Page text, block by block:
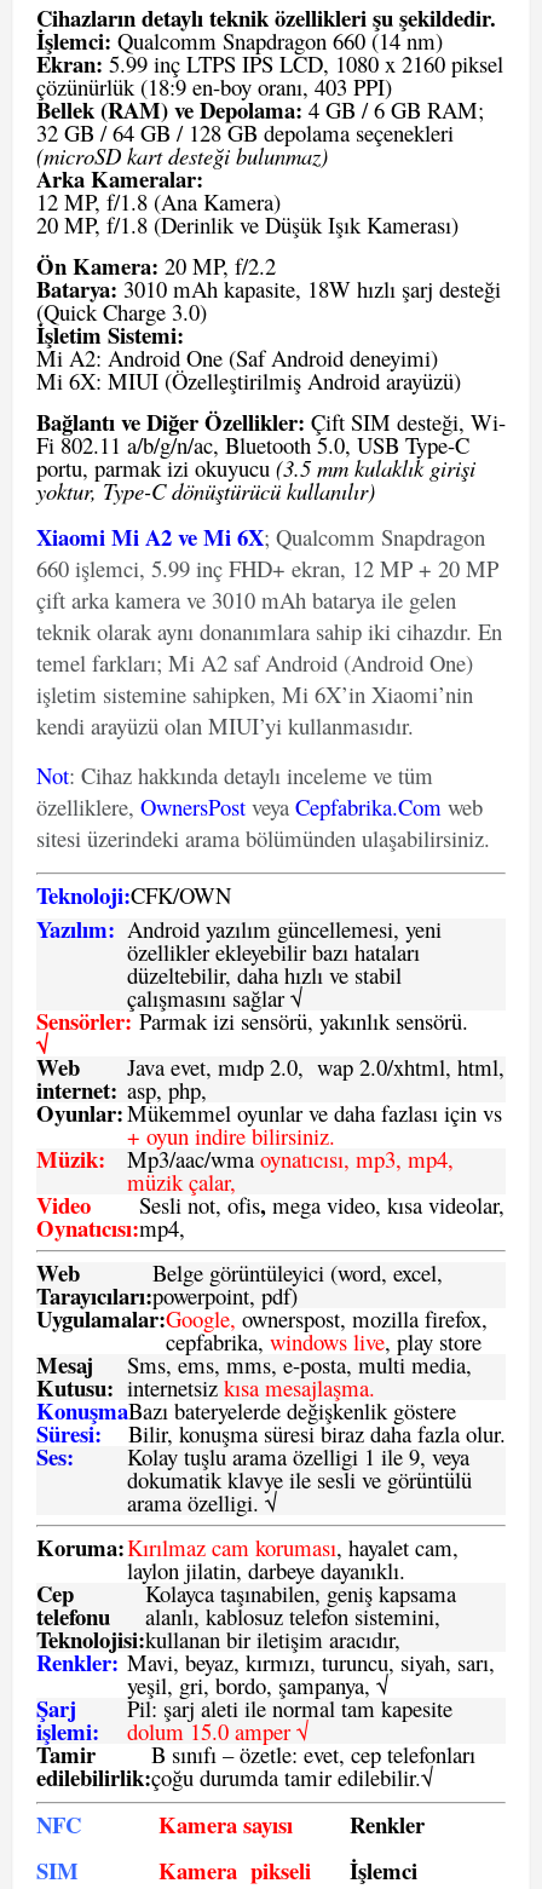
Cihazların detaylı teknik özellikleri şu şekildedir.
İşlemci: Qualcomm Snapdragon 660 (14 nm)
Ekran: 5.99 inç LTPS IPS LCD, 1080 x 2160 piksel
çözünürlük (18:9 en-boy oranı, 403 PPI)
Bellek (RAM) ve Depolama:4 GB / 6 GB RAM;
32 GB / 64 GB / 128 GB depolama seçenekleri
(microSD kart desteği bulunmaz)
Arka Kameralar:
12 MP, f/1.8 (Ana Kamera)
20 MP, f/1.8 (Derinlik ve Düşük Işık Kamerası)
Ön Kamera: 20 MP, f/2.2
Batarya: 3010 mAh kapasite, 18W hızlı şarj desteği
(Quick Charge 3.0)
İşletim Sistemi:
Mi A2: Android One (Saf Android deneyimi)
Mi 6X: MIUI (Özelleştirilmiş Android arayüzü)
Bağlantı ve Diğer Özellikler: Çift SIM desteği, Wi-
Fi 802.11 a/b/g/n/ac, Bluetooth 5.0, USB Type-C
portu, parmak izi okuyucu (3.5 mm kulaklık girişi
yoktur, Type-C dönüştürücü kullanılır)
Xiaomi Mi A2 ve Mi 6X; Qualcomm Snapdragon
660 işlemci, 5.99 inç FHD+ ekran, 12 MP + 20 MP
çift arka kamera ve 3010 mAh batarya ile gelen
teknik olarak aynı donanımlara sahip iki cihazdır. En
temel farkları; Mi A2 saf Android (Android One)
işletim sistemine sahipken, Mi 6X’in Xiaomi’nin
kendi arayüzü olan MIUI’yi kullanmasıdır.
Not: Cihaz hakkında detaylı inceleme ve tüm
özelliklere, OwnersPost veya Cepfabrika.Com web
sitesi üzerindeki arama bölümünden ulaşabilirsiniz.
Teknoloji:CFK/OWN
Yazılım: Android yazılım güncellemesi, yeni
özellikler ekleyebilir bazı hataları
düzeltebilir, daha hızlı ve stabil
çalışmasını sağlar √
Sensörler:
√
Parmak izi sensörü, yakınlık sensörü.
Web
internet:
Java evet, mıdp 2.0, wap 2.0/xhtml, html,
asp, php,
Oyunlar:Mükemmel oyunlar ve daha fazlası için vs
+ oyun indire bilirsiniz.
Müzik: Mp3/aac/wmaoynatıcısı, mp3, mp4,
müzik çalar,
Video
Oynatıcısı:
Sesli not, ofis, mega video, kısa videolar,
mp4,
Web
Tarayıcıları:
Belge görüntüleyici (word, excel,
powerpoint, pdf)
Uygulamalar:Google, ownerspost, mozilla firefox,
cepfabrika, windows live, play store
Mesaj
Kutusu:
Sms, ems, mms, e-posta, multi media,
internetsiz kısa mesajlaşma.
Konuşma
Süresi:
Bazı bateryelerde değişkenlik göstere
Bilir, konuşma süresi biraz daha fazla olur.
Ses: Kolay tuşlu arama özelligi 1 ile 9, veya
dokumatik klavye ile sesli ve görüntülü
arama özelligi. √
Koruma:Kırılmaz cam koruması, hayalet cam,
laylon jilatin, darbeye dayanıklı.
Cep
telefonu
Teknolojisi:
Kolayca taşınabilen, geniş kapsama
alanlı, kablosuz telefon sistemini,
kullanan bir iletişim aracıdır,
Renkler: Mavi, beyaz, kırmızı, turuncu, siyah, sarı,
yeşil, gri, bordo, şampanya, √
Şarj
işlemi:
Pil: şarj aleti ile normal tam kapesite
dolum 15.0 amper √
Tamir
edilebilirlik:
B sınıfı – özetle: evet, cep telefonları
çoğu durumda tamir edilebilir.√
NFC Kamera sayısı
Renkler
SIM
Kamera pikseli
İşlemci